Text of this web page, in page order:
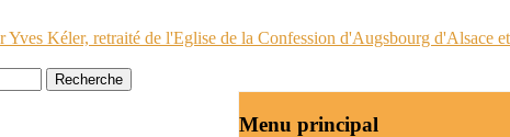
Menu principal